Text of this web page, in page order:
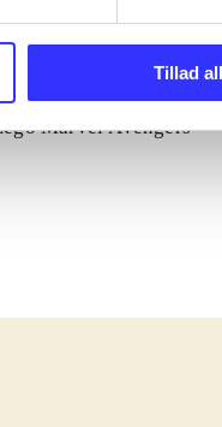
Tillad
Marvel Avengers